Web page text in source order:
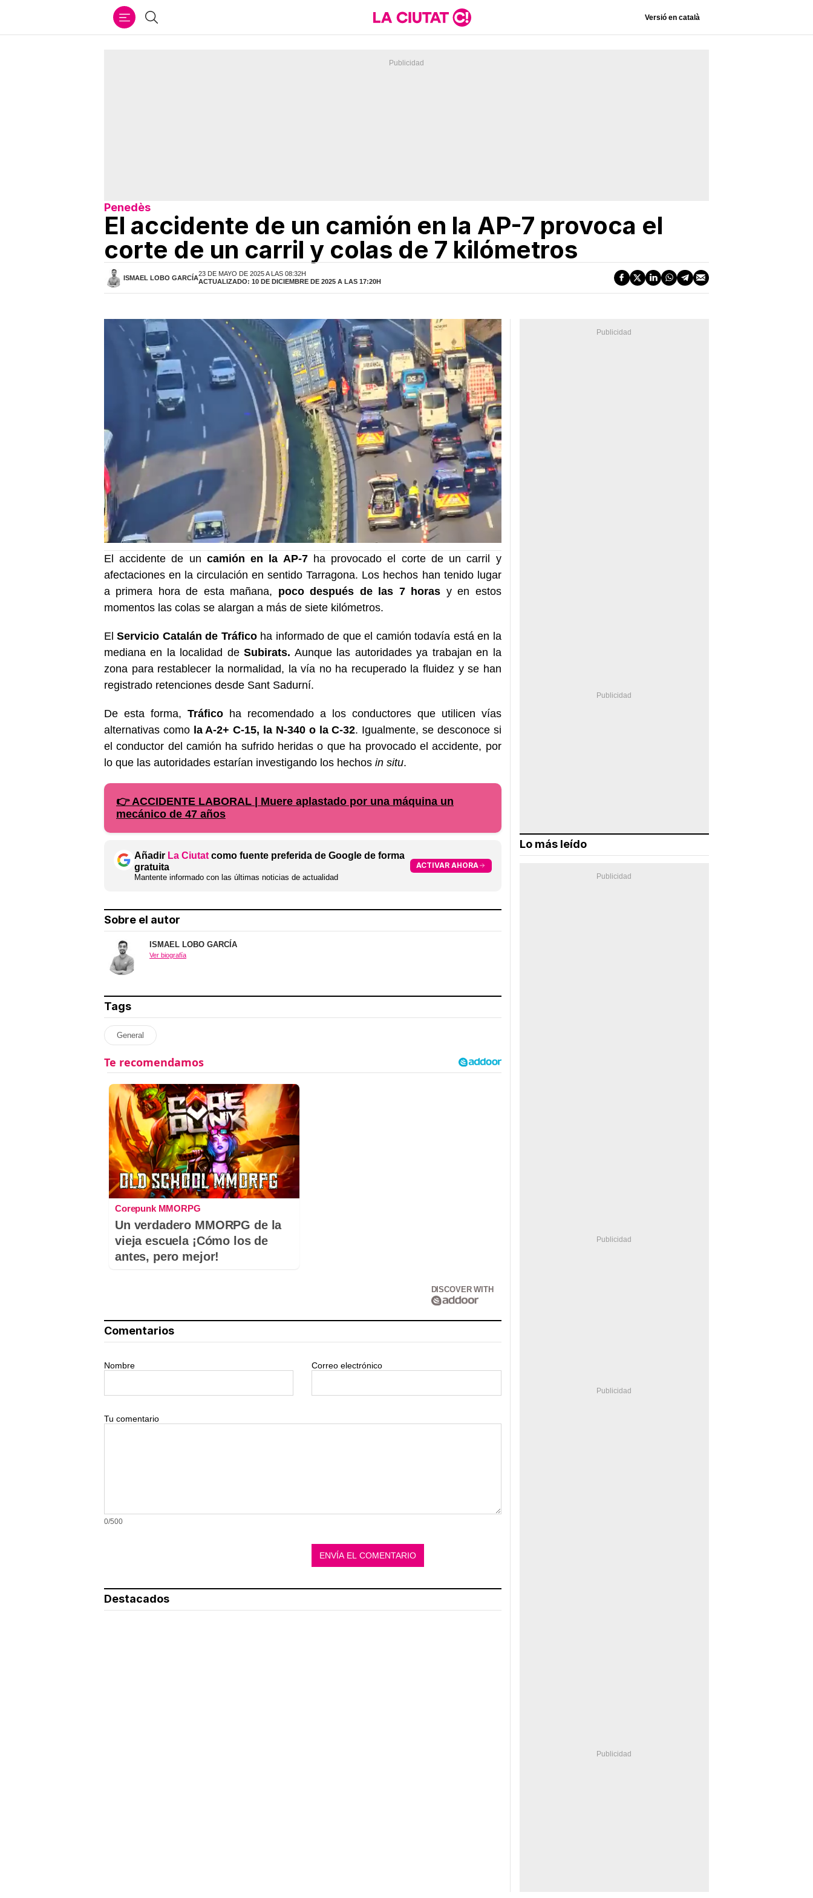
Buscar Versió en català
Penedès
El accidente de un camión en la AP-7 provoca el
corte de un carril y colas de 7 kilómetros
ISMAEL LOBO GARCÍA
23 DE MAYO DE 2025 A LAS 08:32H
ACTUALIZADO: 10 DE DICIEMBRE DE 2025 A LAS 17:20H
El accidente de un camión en la AP-7ha provocado el corte de un carril y
afectaciones en la circulación en sentido Tarragona. Los hechos han tenido lugar
a primera hora de esta mañana, poco después de las 7 horas y en estos
momentos las colas se alargan a más de siete kilómetros.
ElServicio Catalán de Tráficoha informado de que el camión todavía está en la
mediana en la localidad deSubirats. Aunque las autoridades ya trabajan en la
zona para restablecer la normalidad, la vía no ha recuperado la fluidez y se han
registrado retenciones desde Sant Sadurní.
De esta forma, Tráficoha recomendado a los conductores que utilicen vías
alternativas como la A-2+ C-15, la N-340 o la C-32. Igualmente, se desconoce si
el conductor del camión ha sufrido heridas o que ha provocado el accidente, por
lo que las autoridades estarían investigando los hechos in situ.
👉 ACCIDENTE LABORAL | Muere aplastado por una máquina un
mecánico de 47 años
Añadir La Ciutat como fuente preferida de Google de forma
gratuita
Mantente informado con las últimas noticias de actualidad
ACTIVAR AHORA
Sobre el autor
ISMAEL LOBO GARCÍA
Ver biografía
Tags
General
Corepunk MMORPG
Un verdadero MMORPG de la
vieja escuela ¡Cómo los de
antes, pero mejor!
DISCOVER WITH
Comentarios
Nombre Correo electrónico
Tu comentario
0/500
Destacados
Lo más leído